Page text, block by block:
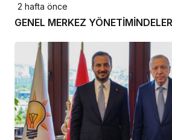
2 hafta önce
GENEL MERKEZ YÖNETİMİNDELER